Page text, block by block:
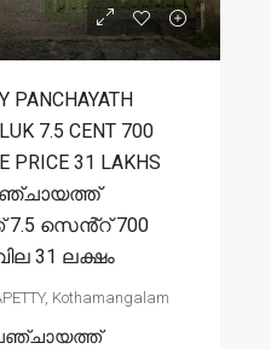
PANCHAYATH
7.5 CENT 700
PRICE 31 LAKHS
സെൻ്റ് 700
31 ലക്ഷം
Kothamangalam
പഞ്ചായത്ത്